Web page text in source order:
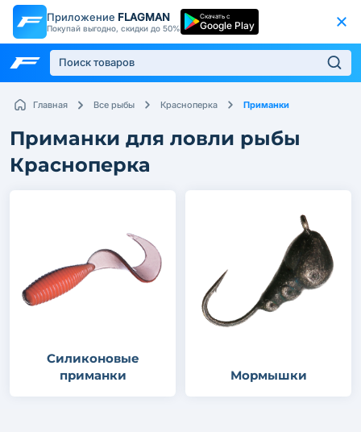
Приложение FLAGMAN
Покупай выгодно, скидки до 50%
Скачать с
Google Play
Главная Все рыбы Красноперка Приманки
Приманки для ловли рыбы
Красноперка
Силиконовые
приманки
Мормышки